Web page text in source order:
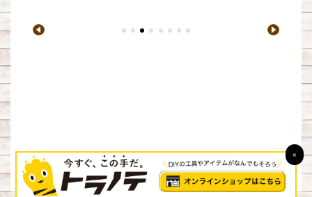
われています。DIYに向いてい
ことで表面に皮膜をつくり、
運営会社 プライバシーポリシー
×